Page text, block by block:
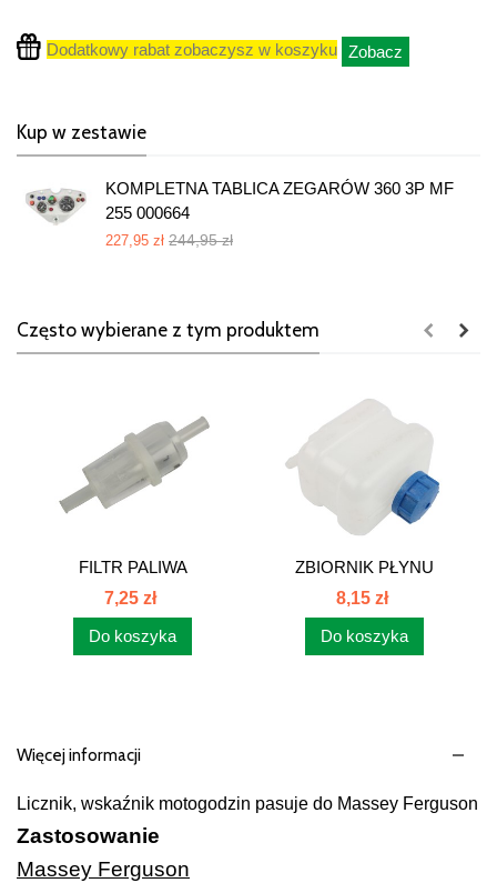
Dodatkowy rabat zobaczysz w koszyku Zobacz
Kup w zestawie
KOMPLETNA TABLICA ZEGARÓW 360 3P MF
255 000664
227,95 zł 244,95 zł
Często wybierane z tym produktem
FILTR PALIWA
PRZELOTOWY PS821...
7,25 zł
Do koszyka
ZBIORNIK PŁYNU
HAMULCOWEGO...
8,15 zł
Do koszyka
Więcej informacji
Licznik, wskaźnik motogodzin pasuje do Massey Ferguson
Zastosowanie
Massey Ferguson